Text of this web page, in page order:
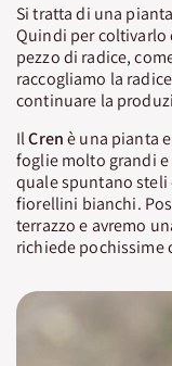
Si tratta di una
Quindi per coltivarlo
pezzo di radice,
raccogliamo la
continuare la
IlCrenè una pianta
foglie molto grandi
quale spuntano
fiorellini bianchi.
terrazzo e avremo
richiede pochissime